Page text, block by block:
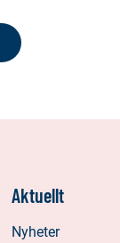
Aktuellt
Nyheter